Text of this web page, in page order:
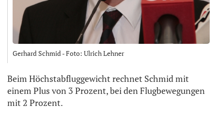
Gerhard Schmid - Foto: Ulrich Lehner
Beim Höchstabfluggewicht rechnet Schmid mit
einem Plus von 3 Prozent, bei den Flugbewegungen
mit 2 Prozent.